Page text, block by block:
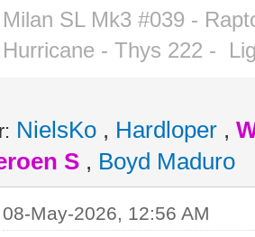
Milan SL Mk3 #039 -
Hurricane - Thys 222 -
NielsKo , Hardloper ,
S , Boyd Maduro
08-May-2026, 12:56 AM